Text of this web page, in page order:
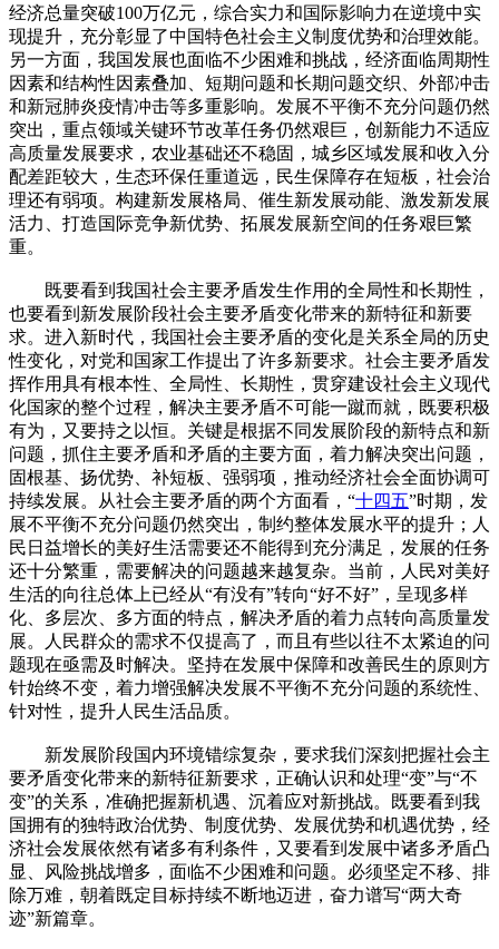
经济总量突破100万亿元，综合实力和国际影响力在逆境中实
现提升，充分彰显了中国特色社会主义制度优势和治理效能。
另一方面，我国发展也面临不少困难和挑战，经济面临周期性
因素和结构性因素叠加、短期问题和长期问题交织、外部冲击
和新冠肺炎疫情冲击等多重影响。发展不平衡不充分问题仍然
突出，重点领域关键环节改革任务仍然艰巨，创新能力不适应
高质量发展要求，农业基础还不稳固，城乡区域发展和收入分
配差距较大，生态环保任重道远，民生保障存在短板，社会治
理还有弱项。构建新发展格局、催生新发展动能、激发新发展
活力、打造国际竞争新优势、拓展发展新空间的任务艰巨繁
重。
既要看到我国社会主要矛盾发生作用的全局性和长期性，
也要看到新发展阶段社会主要矛盾变化带来的新特征和新要
求。进入新时代，我国社会主要矛盾的变化是关系全局的历史
性变化，对党和国家工作提出了许多新要求。社会主要矛盾发
挥作用具有根本性、全局性、长期性，贯穿建设社会主义现代
化国家的整个过程，解决主要矛盾不可能一蹴而就，既要积极
有为，又要持之以恒。关键是根据不同发展阶段的新特点和新
问题，抓住主要矛盾和矛盾的主要方面，着力解决突出问题，
固根基、扬优势、补短板、强弱项，推动经济社会全面协调可
持续发展。从社会主要矛盾的两个方面看，“十四五”时期，发
展不平衡不充分问题仍然突出，制约整体发展水平的提升；人
民日益增长的美好生活需要还不能得到充分满足，发展的任务
还十分繁重，需要解决的问题越来越复杂。当前，人民对美好
生活的向往总体上已经从“有没有”转向“好不好”，呈现多样
化、多层次、多方面的特点，解决矛盾的着力点转向高质量发
展。人民群众的需求不仅提高了，而且有些以往不太紧迫的问
题现在亟需及时解决。坚持在发展中保障和改善民生的原则方
针始终不变，着力增强解决发展不平衡不充分问题的系统性、
针对性，提升人民生活品质。
新发展阶段国内环境错综复杂，要求我们深刻把握社会主
要矛盾变化带来的新特征新要求，正确认识和处理“变”与“不
变”的关系，准确把握新机遇、沉着应对新挑战。既要看到我
国拥有的独特政治优势、制度优势、发展优势和机遇优势，经
济社会发展依然有诸多有利条件，又要看到发展中诸多矛盾凸
显、风险挑战增多，面临不少困难和问题。必须坚定不移、排
除万难，朝着既定目标持续不断地迈进，奋力谱写“两大奇
迹”新篇章。